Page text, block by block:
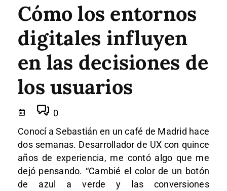
Cómo los entornos
digitales influyen
en las decisiones de
los usuarios
0
Conocí a Sebastián en un café de Madrid hace
dos semanas. Desarrollador de UX con quince
años de experiencia, me contó algo que me
dejó pensando. “Cambié el color de un botón
de azul a verde y las conversiones